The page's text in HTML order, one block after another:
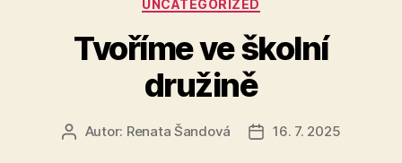
UNCATEGORIZED
Tvoříme ve školní
družině
AutorAutor: Renata Šandová
Datum
16. 7. 2025